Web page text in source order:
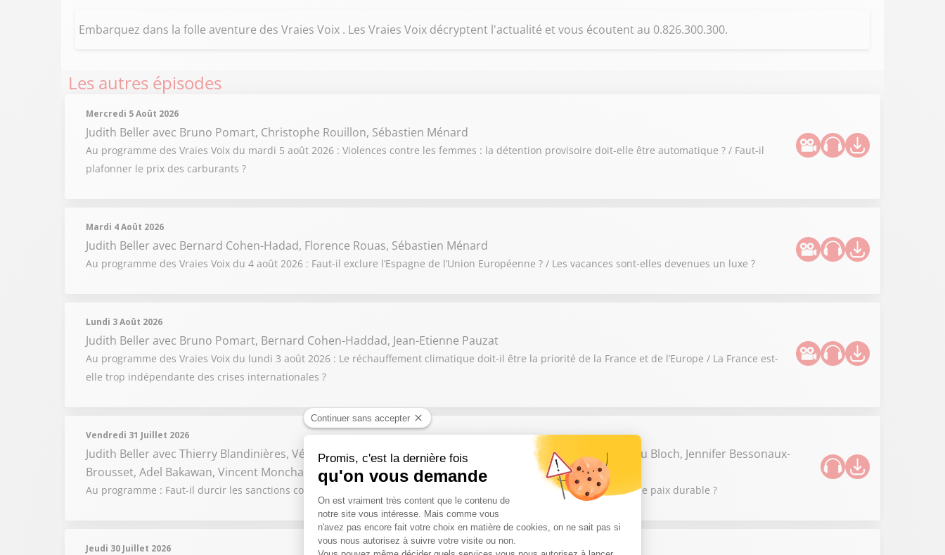
Embarquez dans la folle aventure des Vraies Voix . Les Vraies Voix décryptent l'actualité et vous écoutent au 0.826.300.300.
Les autres épisodes
Mercredi 5 Août 2026
Judith Beller avec Bruno Pomart, Christophe Rouillon, Sébastien Ménard
Au programme des Vraies Voix du mardi 5 août 2026 : Violences contre les femmes : la détention provisoire doit-elle être automatique ? / Faut-il
plafonner le prix des carburants ?
Mardi 4 Août 2026
Judith Beller avec Bernard Cohen-Hadad, Florence Rouas, Sébastien Ménard
Au programme des Vraies Voix du 4 août 2026 : Faut-il exclure l’Espagne de l’Union Européenne ? / Les vacances sont-elles devenues un luxe ?
Lundi 3 Août 2026
Judith Beller avec Bruno Pomart, Bernard Cohen-Haddad, Jean-Etienne Pauzat
Au programme des Vraies Voix du lundi 3 août 2026 : Le réchauffement climatique doit-il être la priorité de la France et de l’Europe / La France est-
elle trop indépendante des crises internationales ?
Vendredi 31 Juillet 2026
Judith Beller avec Thierry Blandinières, Véronique Langlais, Mickaël Szerman, Nathalie Le Yondre, Matthieu Bloch, Jennifer Bessonaux-
Brousset, Adel Bakawan, Vincent Monchany, Thibaud Rey
Au programme : Faut-il durcir les sanctions contre les incendiaires ? / Trump : Accord historique au Moyen-Orient, une paix durable ?
Jeudi 30 Juillet 2026